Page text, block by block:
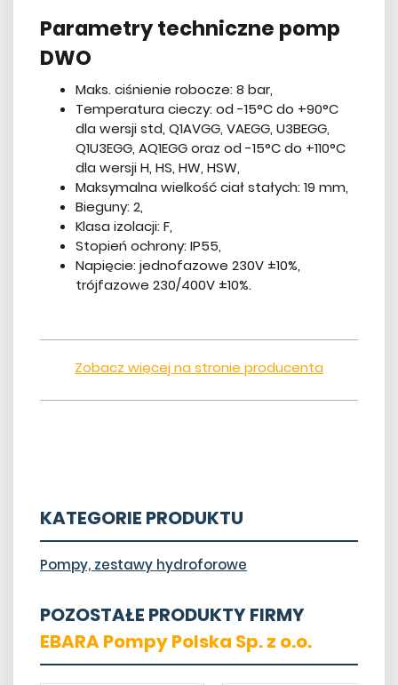
Parametry techniczne pomp
DWO
Maks. ciśnienie robocze: 8 bar,
Temperatura cieczy: od -15°C do +90°C
dla wersji std, Q1AVGG, VAEGG, U3BEGG,
Q1U3EGG, AQ1EGG oraz od -15°C do +110°C
dla wersji H, HS, HW, HSW,
Maksymalna wielkość ciał stałych: 19 mm,
Bieguny: 2,
Klasa izolacji: F,
Stopień ochrony: IP55,
Napięcie: jednofazowe 230V ±10%,
trójfazowe 230/400V ±10%.
Zobacz więcej na stronie producenta
KATEGORIE PRODUKTU
Pompy, zestawy hydroforowe
POZOSTAŁE PRODUKTY FIRMY
EBARA Pompy Polska Sp. z o.o.